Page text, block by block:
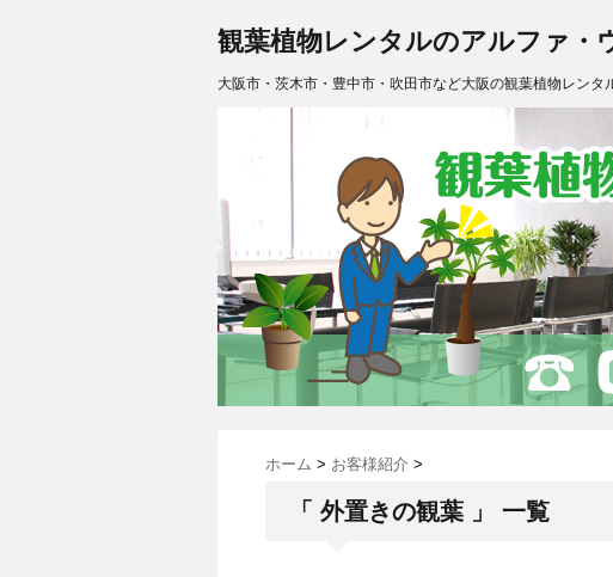
観葉植物レンタルのアルファ・
大阪市・茨木市・豊中市・吹田市など大阪の観葉植物レンタ
ホーム > お客様紹介 >
「 外置きの観葉 」 一覧